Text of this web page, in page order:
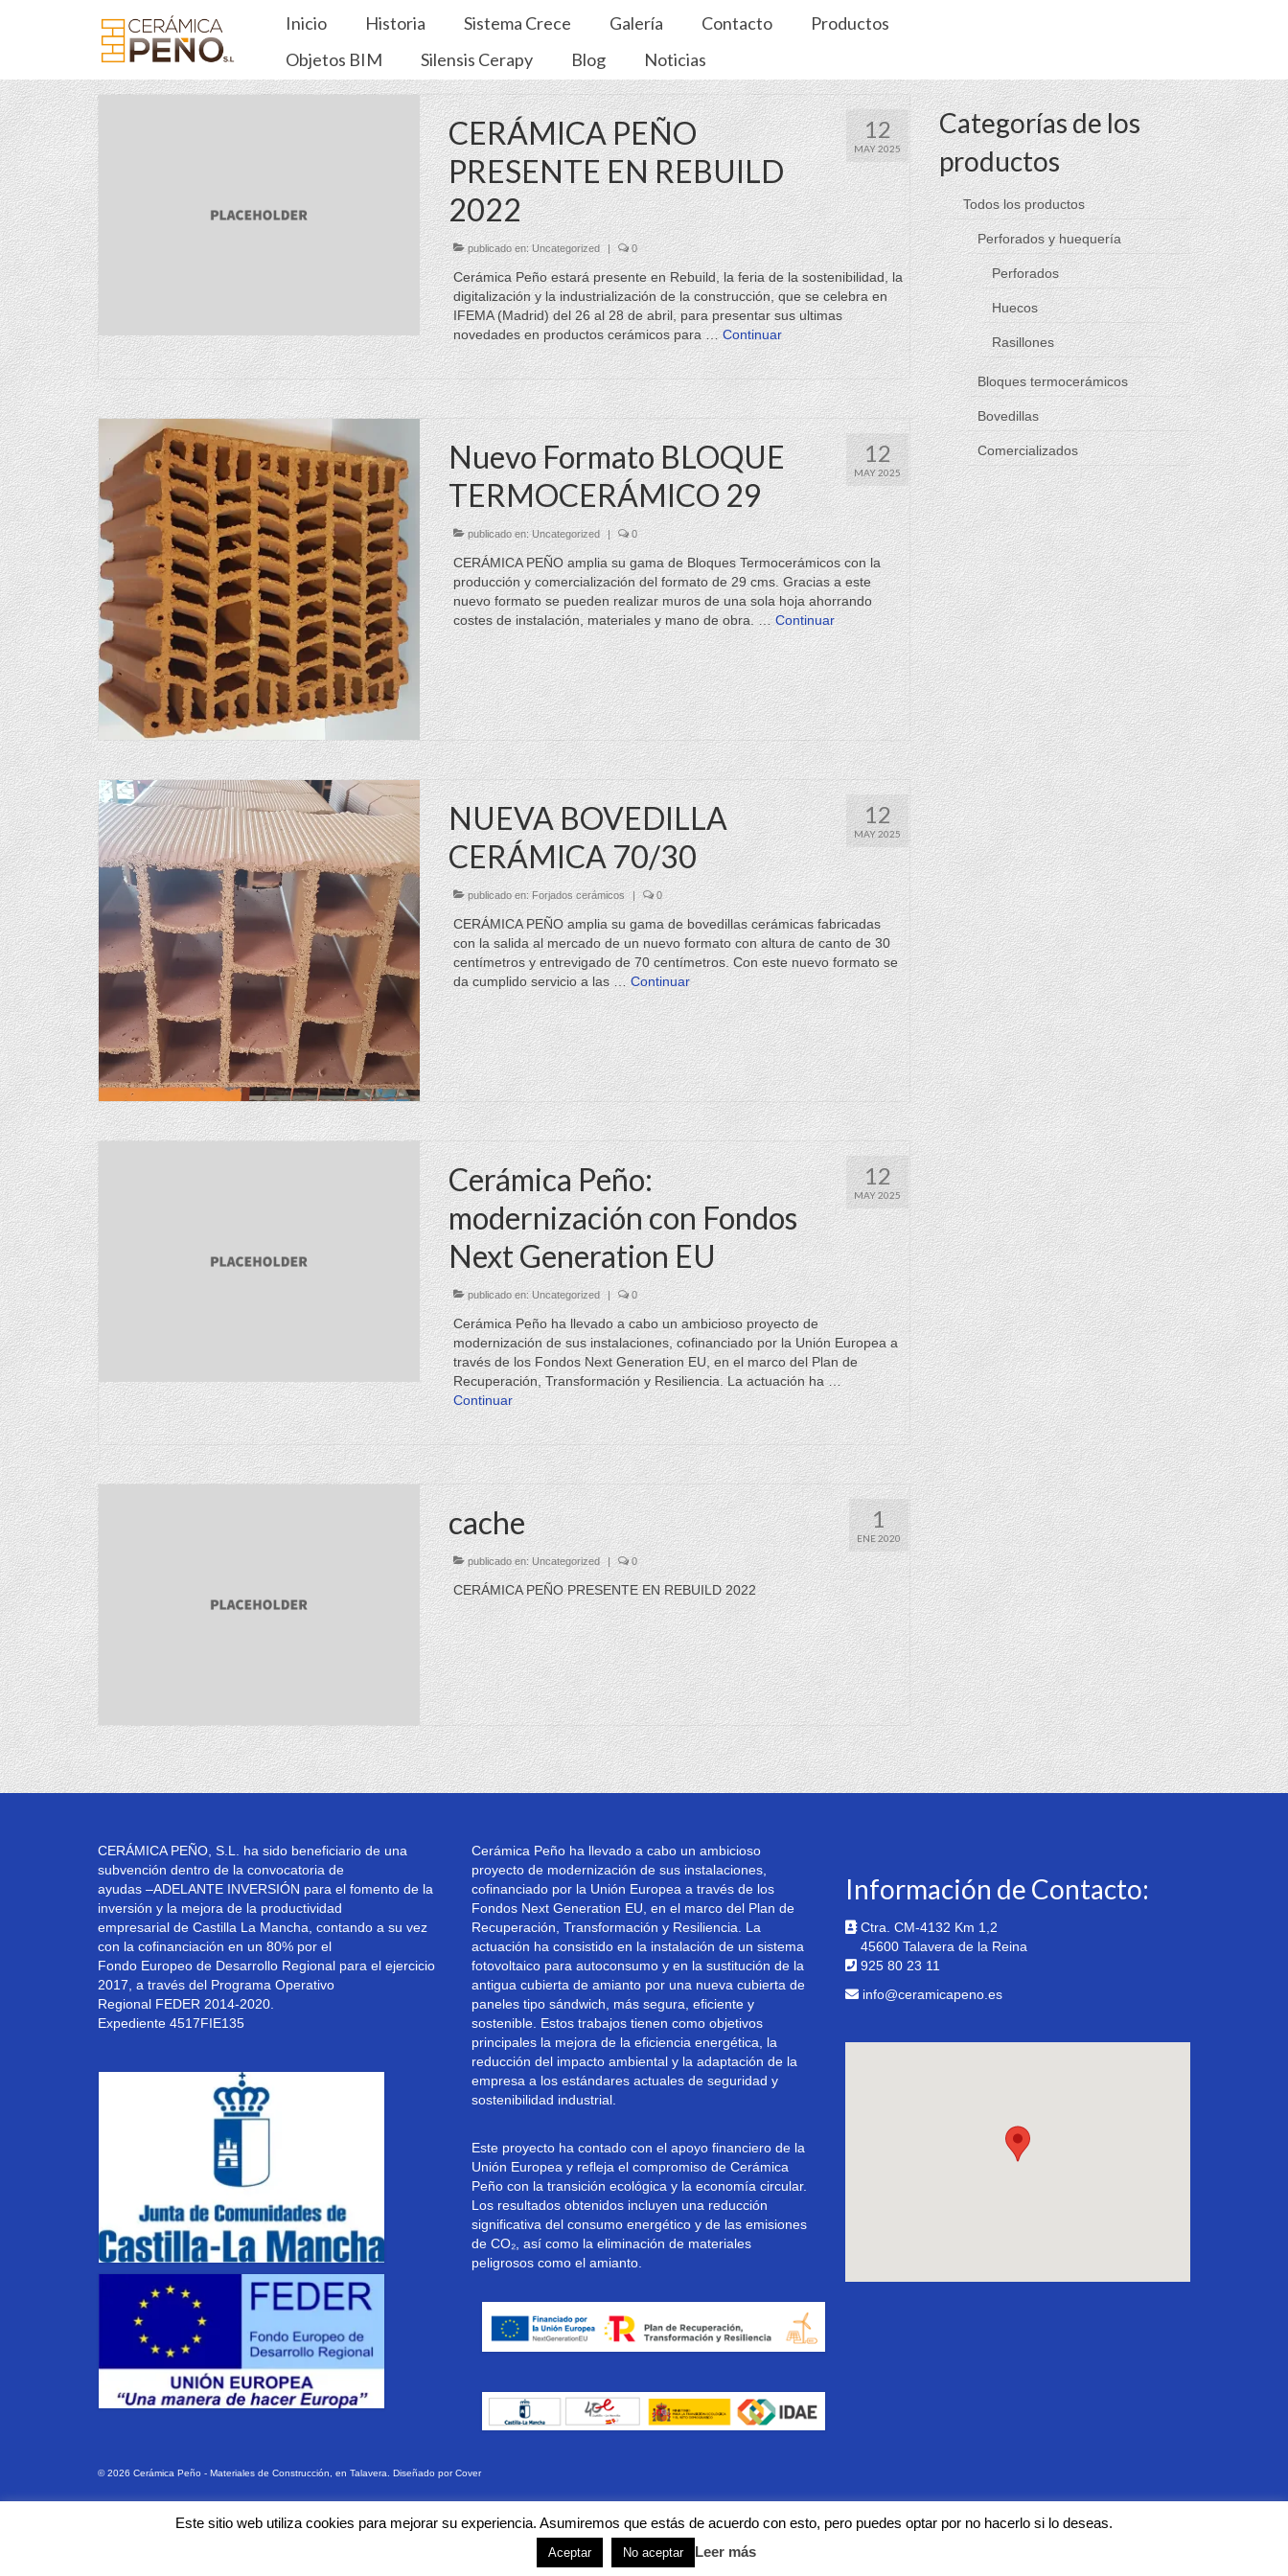
Inicio Historia Sistema Crece Galería Contacto
Productos
Objetos BIM
Silensis Cerapy Blog Noticias
12
MAY 2025
CERÁMICA PEÑO
PRESENTE EN REBUILD
2022
publicado en:Uncategorized | 0
Cerámica Peño estará presente en Rebuild, la feria de la sostenibilidad, la
digitalización y la industrialización de la construcción, que se celebra en
IFEMA (Madrid) del 26 al 28 de abril, para presentar sus ultimas
novedades en productos cerámicos para …Continuar
12
MAY 2025
Nuevo Formato BLOQUE
TERMOCERÁMICO 29
publicado en:Uncategorized | 0
CERÁMICA PEÑO amplia su gama de Bloques Termocerámicos con la
producción y comercialización del formato de 29 cms. Gracias a este
nuevo formato se pueden realizar muros de una sola hoja ahorrando
costes de instalación, materiales y mano de obra. …Continuar
12
MAY 2025
NUEVA BOVEDILLA
CERÁMICA 70/30
publicado en:Forjados cerámicos | 0
CERÁMICA PEÑO amplia su gama de bovedillas cerámicas fabricadas
con la salida al mercado de un nuevo formato con altura de canto de 30
centímetros y entrevigado de 70 centímetros. Con este nuevo formato se
da cumplido servicio a las …Continuar
12
MAY 2025
Cerámica Peño:
modernización con Fondos
Next Generation EU
publicado en:Uncategorized | 0
Cerámica Peño ha llevado a cabo un ambicioso proyecto de
modernización de sus instalaciones, cofinanciado por la Unión Europea a
través de los Fondos Next Generation EU, en el marco del Plan de
Recuperación, Transformación y Resiliencia. La actuación ha …
Continuar
1
ENE 2020
cache
publicado en: Uncategorized | 0
CERÁMICA PEÑO PRESENTE EN REBUILD 2022
Categorías de los
productos
Todos los productos
Perforados y huequería
Perforados
Huecos
Rasillones
Bloques termocerámicos
Bovedillas
Comercializados
CERÁMICA PEÑO, S.L. ha sido beneficiario de una
subvención dentro de la convocatoria de
ayudas –ADELANTE INVERSIÓN para el fomento de la
inversión y la mejora de la productividad
empresarial de Castilla La Mancha, contando a su vez
con la cofinanciación en un 80% por el
Fondo Europeo de Desarrollo Regional para el ejercicio
2017, a través del Programa Operativo
Regional FEDER 2014-2020.
Expediente 4517FIE135
Cerámica Peño ha llevado a cabo un ambicioso
proyecto de modernización de sus instalaciones,
cofinanciado por la Unión Europea a través de los
Fondos Next Generation EU, en el marco del Plan de
Recuperación, Transformación y Resiliencia. La
actuación ha consistido en la instalación de un sistema
fotovoltaico para autoconsumo y en la sustitución de la
antigua cubierta de amianto por una nueva cubierta de
paneles tipo sándwich, más segura, eficiente y
sostenible. Estos trabajos tienen como objetivos
principales la mejora de la eficiencia energética, la
reducción del impacto ambiental y la adaptación de la
empresa a los estándares actuales de seguridad y
sostenibilidad industrial.
Este proyecto ha contado con el apoyo financiero de la
Unión Europea y refleja el compromiso de Cerámica
Peño con la transición ecológica y la economía circular.
Los resultados obtenidos incluyen una reducción
significativa del consumo energético y de las emisiones
de CO₂, así como la eliminación de materiales
peligrosos como el amianto.
Información de Contacto:
Ctra. CM-4132 Km 1,2
45600 Talavera de la Reina
925 80 23 11
info@ceramicapeno.es
© 2026 Cerámica Peño - Materiales de Construcción, en Talavera. Diseñado porCover
Este sitio web utiliza cookies para mejorar su experiencia. Asumiremos que estás de acuerdo con esto, pero puedes optar por no hacerlo si lo deseas.
Aceptar No aceptar Leer más
Utilizamos cookies propias y de terceros para garantizar el funcionamiento de la web, medir su uso y mejorar nuestros servicios. Puede aceptar todas las cookies, rechazar las no necesarias o configurar sus